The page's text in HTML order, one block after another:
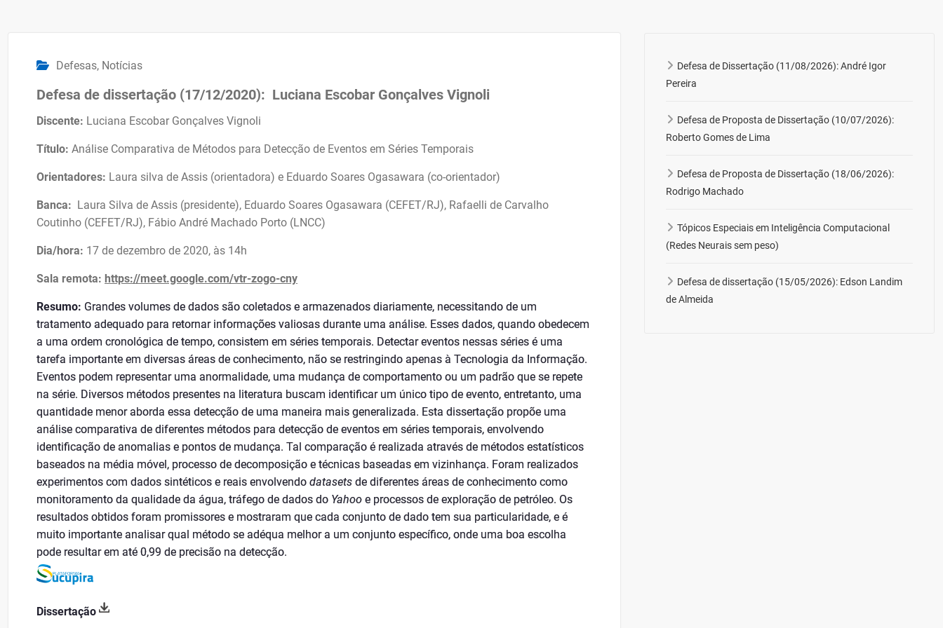
Defesas, Notícias
Defesa de dissertação (17/12/2020): Luciana Escobar Gonçalves Vignoli
Discente: Luciana Escobar Gonçalves Vignoli
Título: Análise Comparativa de Métodos para Detecção de Eventos em Séries Temporais
Orientadores: Laura silva de Assis (orientadora) e Eduardo Soares Ogasawara (co-orientador)
Banca: Laura Silva de Assis (presidente), Eduardo Soares Ogasawara (CEFET/RJ), Rafaelli de Carvalho
Coutinho (CEFET/RJ), Fábio André Machado Porto (LNCC)
Dia/hora: 17 de dezembro de 2020, às 14h
Sala remota: https://meet.google.com/vtr-zogo-cny
Resumo: Grandes volumes de dados são coletados e armazenados diariamente, necessitando de um
tratamento adequado para retornar informações valiosas durante uma análise. Esses dados, quando obedecem
a uma ordem cronológica de tempo, consistem em séries temporais. Detectar eventos nessas séries é uma
tarefa importante em diversas áreas de conhecimento, não se restringindo apenas à Tecnologia da Informação.
Eventos podem representar uma anormalidade, uma mudança de comportamento ou um padrão que se repete
na série. Diversos métodos presentes na literatura buscam identificar um único tipo de evento, entretanto, uma
quantidade menor aborda essa detecção de uma maneira mais generalizada. Esta dissertação propõe uma
análise comparativa de diferentes métodos para detecção de eventos em séries temporais, envolvendo
identificação de anomalias e pontos de mudança. Tal comparação é realizada através de métodos estatísticos
baseados na média móvel, processo de decomposição e técnicas baseadas em vizinhança. Foram realizados
experimentos com dados sintéticos e reais envolvendo datasets de diferentes áreas de conhecimento como
monitoramento da qualidade da água, tráfego de dados do Yahoo e processos de exploração de petróleo. Os
resultados obtidos foram promissores e mostraram que cada conjunto de dado tem sua particularidade, e é
muito importante analisar qual método se adéqua melhor a um conjunto específico, onde uma boa escolha
pode resultar em até 0,99 de precisão na detecção.
Dissertação
Defesa de Dissertação (11/08/2026): André Igor
Pereira
Defesa de Proposta de Dissertação (10/07/2026):
Roberto Gomes de Lima
Defesa de Proposta de Dissertação (18/06/2026):
Rodrigo Machado
Tópicos Especiais em Inteligência Computacional
(Redes Neurais sem peso)
Defesa de dissertação (15/05/2026): Edson Landim
de Almeida